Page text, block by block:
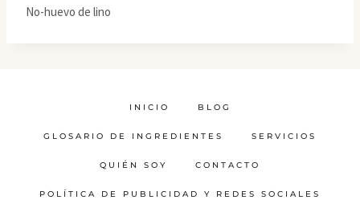
No-huevo de lino
INICIO BLOG
GLOSARIO DE INGREDIENTES SERVICIOS
QUIÉN SOY CONTACTO
POLÍTICA DE PUBLICIDAD Y REDES SOCIALES